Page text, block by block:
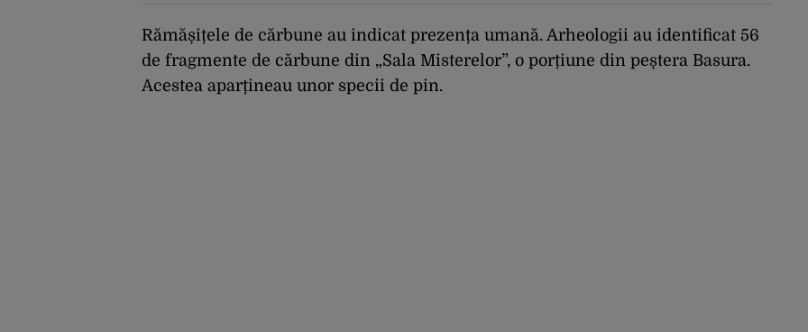
Rămășițele de cărbune au indicat prezența umană. Arheologii au identificat 56
de fragmente de cărbune din „Sala Misterelor”, o porțiune din peștera Basura.
Acestea aparțineau unor specii de pin.